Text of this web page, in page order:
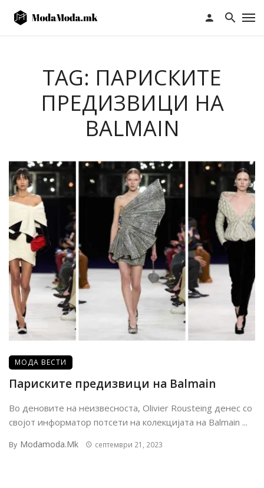
TAG: ПАРИСКИТЕ
ПРЕДИЗВИЦИ НА
BALMAIN
МОДА ВЕСТИ
Париските предизвици на Balmain
Во деновите на неизвесноста, Olivier Rousteing денес со
својот информатор потсети на колекцијата на Balmain ...
By Modamoda.mk септември 21, 2023